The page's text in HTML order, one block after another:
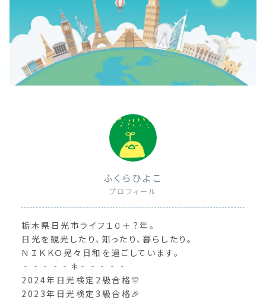
ふくらひよこ
プロフィール
栃木県日光市ライフ１０＋？年。
日光を観光したり、知ったり、暮らしたり。
ＮＩＫＫＯ晃々日和を過ごしています。
‐‐‐‐‐＊‐‐‐‐‐
2024年日光検定2級合格🎊
2023年日光検定3級合格🎉